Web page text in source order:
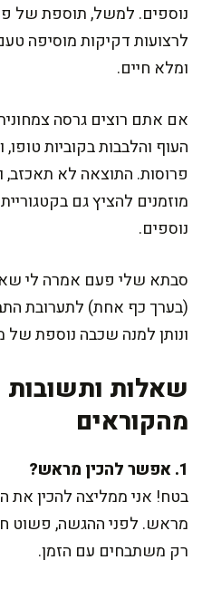
נוספים. למשל, תוספת של
לרצועות דקיקות מוסיפה
ומלא חיים.
אם אתם רוצים גרסה
העוף והלבבות בקוביות
פרוסות. התוצאה לא תאכזב,
מוזמנים להציץ גם
נוספים.
סבתא שלי פעם אמרה לי
(בערך כף אחת) לתערובת
ונותן למנה שכבה נוספת של
שאלות ותשובות
מהקוראים
1. אפשר להכין מראש?
בטח! אני ממליצה להכין את
מראש. לפני ההגשה, פשוט
רק משתבחים עם הזמן.